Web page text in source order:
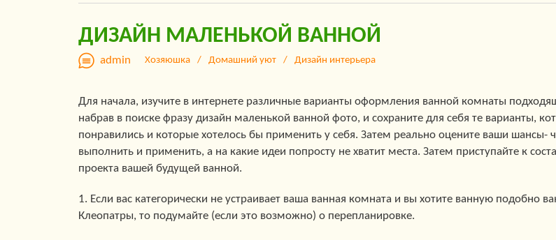
ДИЗАЙН МАЛЕНЬКОЙ ВАННОЙ
admin Хозяюшка Домашний уют Дизайн интерьера
Для начала, изучите в интернете различные варианты оформления ванной комнаты
набрав в поиске фразу дизайн маленькой ванной фото, и сохраните для себя те варианты,
понравились и которые хотелось бы применить у себя. Затем реально оцените ваши шансы-
выполнить и применить, а на какие идеи попросту не хватит места. Затем приступайте к
проекта вашей будущей ванной.
1. Если вас категорически не устраивает ваша ванная комната и вы хотите ванную подобно
Клеопатры, то подумайте (если это возможно) о перепланировке.